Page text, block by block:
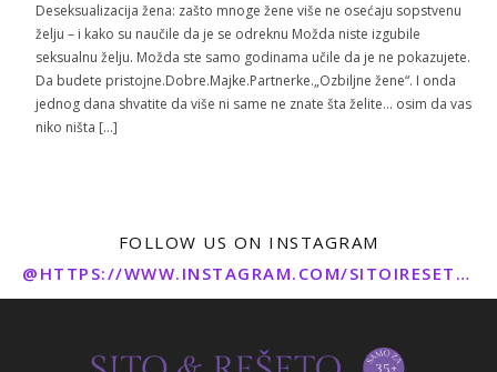
Deseksualizacija žena: zašto mnoge žene više ne osećaju sopstvenu
želju – i kako su naučile da je se odreknu Možda niste izgubile
seksualnu želju. Možda ste samo godinama učile da je ne pokazujete.
Da budete pristojne.Dobre.Majke.Partnerke.„Ozbiljne žene“. I onda
jednog dana shvatite da više ni same ne znate šta želite… osim da vas
niko ništa […]
FOLLOW US ON INSTAGRAM
@HTTPS://WWW.INSTAGRAM.COM/SITOIRESETO/